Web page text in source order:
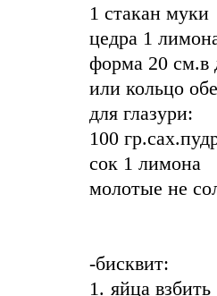
1 стакан муки
цедра 1
форма 20 см.в
или кольцо
для глазури:
100
сок 1 лимона
молотые не
-бисквит:
1. яйца